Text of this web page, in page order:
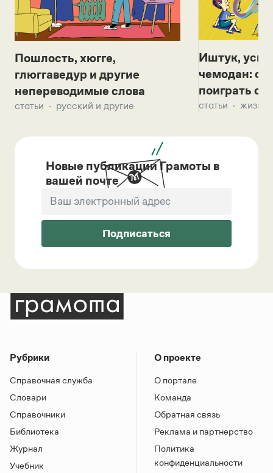
Пошлость, хюгге,
глюггаведур и другие
непереводимые слова
статьи русский и другие
Иштук,
чемодан:
поиграть с
статьи жизнь
Новые публикации Грамоты в
вашей почте
Подписаться
Рубрики
Справочная служба
Словари
Справочники
Библиотека
Журнал
Учебник
О проекте
О портале
Команда
Обратная связь
Реклама и партнерство
Политика
конфиденциальности